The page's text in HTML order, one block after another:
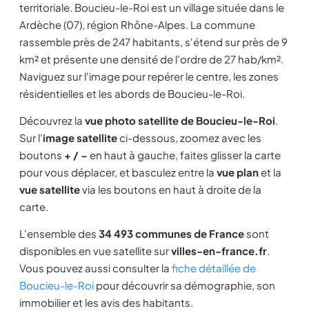
territoriale. Boucieu-le-Roi est un village située dans le
Ardèche (07), région Rhône-Alpes. La commune
rassemble près de 247 habitants, s'étend sur près de 9
km² et présente une densité de l'ordre de 27 hab/km².
Naviguez sur l'image pour repérer le centre, les zones
résidentielles et les abords de Boucieu-le-Roi.
Découvrez la vue photo satellite de Boucieu-le-Roi.
Sur l'image satelliteci-dessous, zoomez avec les
boutons + / − en haut à gauche, faites glisser la carte
pour vous déplacer, et basculez entre la vue planet la
vue satellitevia les boutons en haut à droite de la
carte.
L'ensemble des 34 493 communes de France sont
disponibles en vue satellite survilles-en-france.fr.
Vous pouvez aussi consulter la fiche détaillée de
Boucieu-le-Roi pour découvrir sa démographie, son
immobilier et les avis des habitants.